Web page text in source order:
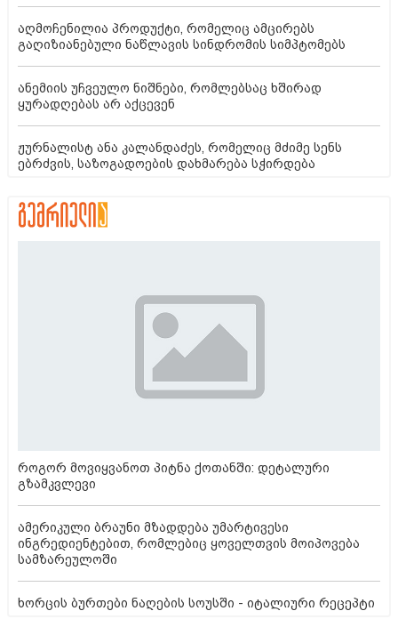
აღმოჩენილია პროდუქტი, რომელიც ამცირებს
გაღიზიანებული ნაწლავის სინდრომის სიმპტომებს
ანემიის უჩვეულო ნიშნები, რომლებსაც ხშირად
ყურადღებას არ აქცევენ
ჟურნალისტ ანა კალანდაძეს, რომელიც მძიმე სენს
ებრძვის, საზოგადოების დახმარება სჭირდება
როგორ მოვიყვანოთ პიტნა ქოთანში: დეტალური
გზამკვლევი
ამერიკული ბრაუნი მზადდება უმარტივესი
ინგრედიენტებით, რომლებიც ყოველთვის მოიპოვება
სამზარეულოში
ხორცის ბურთები ნაღების სოუსში - იტალიური რეცეპტი